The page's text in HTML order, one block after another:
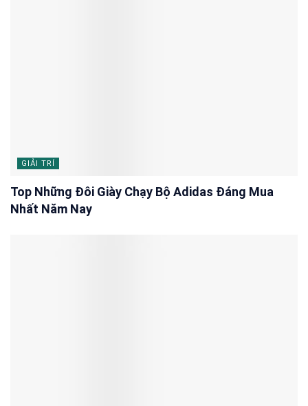
GIẢI TRÍ
Top Những Đôi Giày Chạy Bộ Adidas Đáng Mua
Nhất Năm Nay